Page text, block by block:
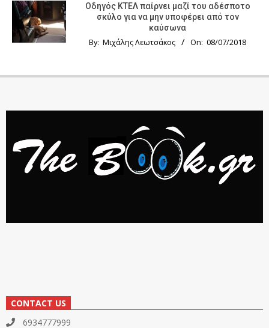
Οδηγός KTΕΛ παίρνει μαζί του αδέσποτο
σκύλο για να μην υποφέρει από τον
καύσωνα
By: Μιχάλης Λεωτσάκος On: 08/07/2018
CONTACT US
6934777999